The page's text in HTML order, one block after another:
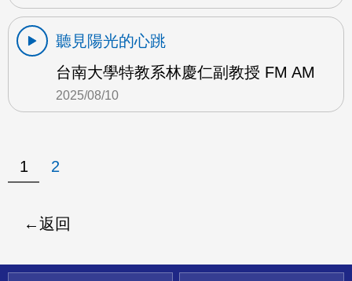
聽見陽光的心跳
台南大學特教系林慶仁副教授 FM AM
2025/08/10
1 2
返回